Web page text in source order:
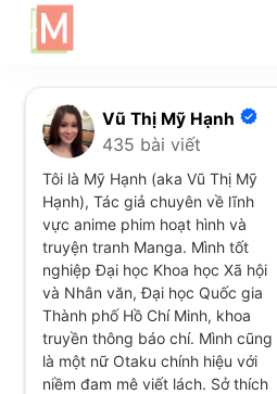
Vũ Thị Mỹ Hạnh
435 bài viết
Tôi là Mỹ Hạnh (aka Vũ Thị Mỹ
Hạnh), Tác giả chuyên về lĩnh
vực anime phim hoạt hình và
truyện tranh Manga. Mình tốt
nghiệp Đại học Khoa học Xã hội
và Nhân văn, Đại học Quốc gia
Thành phố Hồ Chí Minh, khoa
truyền thông báo chí. Mình cũng
là một nữ Otaku chính hiệu với
niềm đam mê viết lách. Sở thích